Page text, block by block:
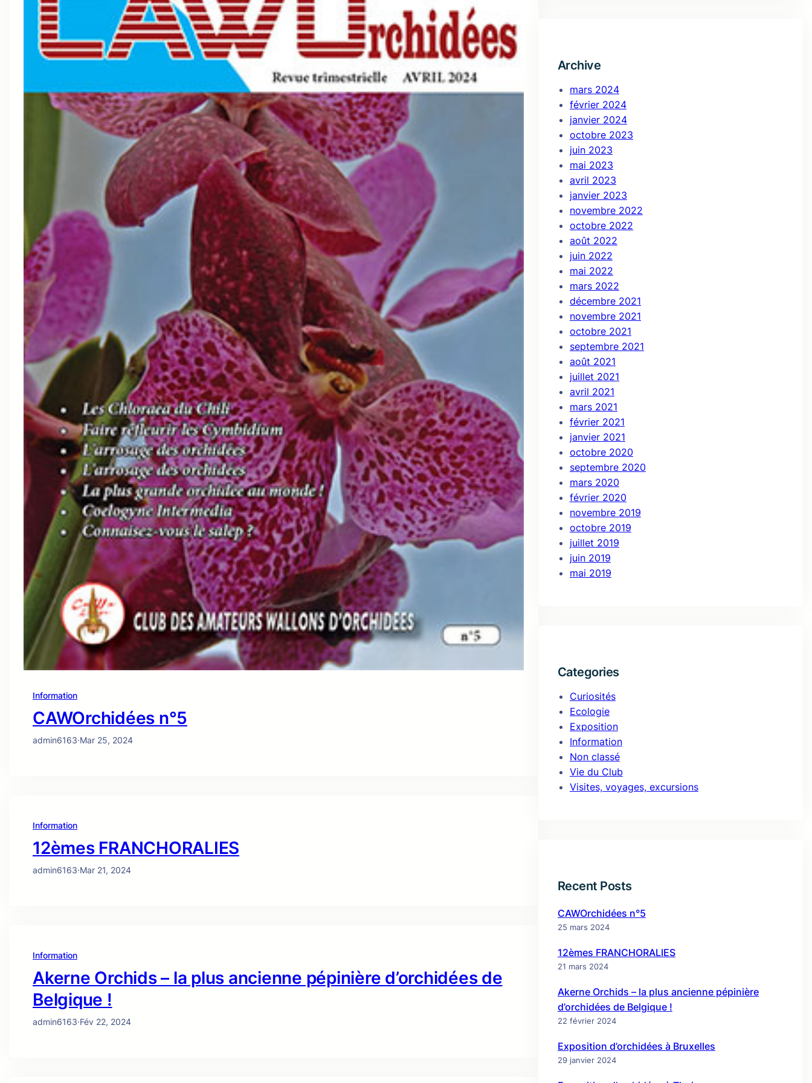
Information
CAWOrchidées n°5
admin6163·Mar 25, 2024
Information
12èmes FRANCHORALIES
admin6163·Mar 21, 2024
Information
Akerne Orchids – la plus ancienne pépinière d’orchidées de
Belgique !
admin6163·Fév 22, 2024
Archive
mars 2024
février 2024
janvier 2024
octobre 2023
juin 2023
mai 2023
avril 2023
janvier 2023
novembre 2022
octobre 2022
août 2022
juin 2022
mai 2022
mars 2022
décembre 2021
novembre 2021
octobre 2021
septembre 2021
août 2021
juillet 2021
avril 2021
mars 2021
février 2021
janvier 2021
octobre 2020
septembre 2020
mars 2020
février 2020
novembre 2019
octobre 2019
juillet 2019
juin 2019
mai 2019
Categories
Curiosités
Ecologie
Exposition
Information
Non classé
Vie du Club
Visites, voyages, excursions
Recent Posts
CAWOrchidées n°5
25 mars 2024
12èmes FRANCHORALIES
21 mars 2024
Akerne Orchids – la plus ancienne pépinière
d’orchidées de Belgique !
22 février 2024
Exposition d’orchidées à Bruxelles
29 janvier 2024